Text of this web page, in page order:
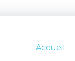
Accueil